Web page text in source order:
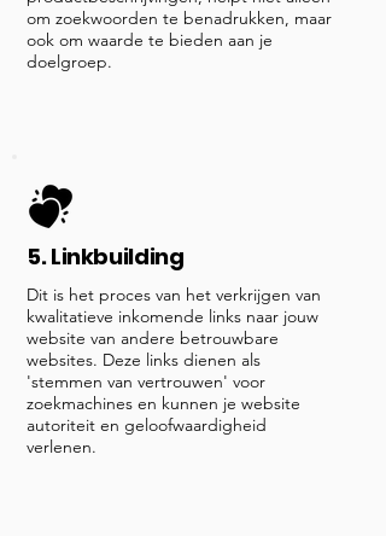
om zoekwoorden te benadrukken, maar
ook om waarde te bieden aan je
doelgroep.
5. Linkbuilding
Dit is het proces van het verkrijgen van
kwalitatieve inkomende links naar jouw
website van andere betrouwbare
websites. Deze links dienen als
'stemmen van vertrouwen' voor
zoekmachines en kunnen je website
autoriteit en geloofwaardigheid
verlenen.